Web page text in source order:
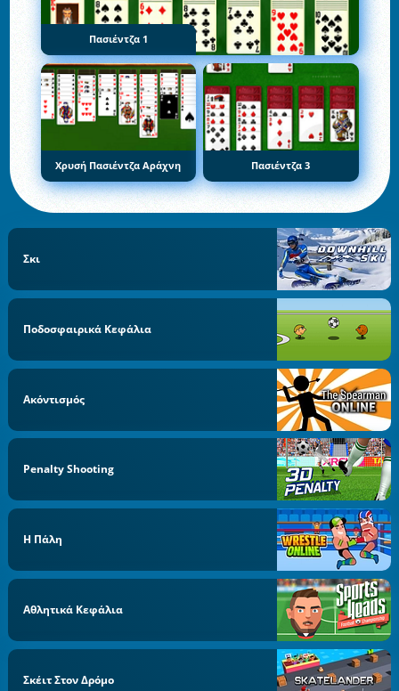
Πασιέντζα 1
Χρυσή Πασιέντζα Αράχνη Πασιέντζα 3
Σκι
Ποδοσφαιρικά Κεφάλια
Ακόντισμός
Penalty Shooting
Η Πάλη
Αθλητικά Κεφάλια
Σκέιτ Στον Δρόμο